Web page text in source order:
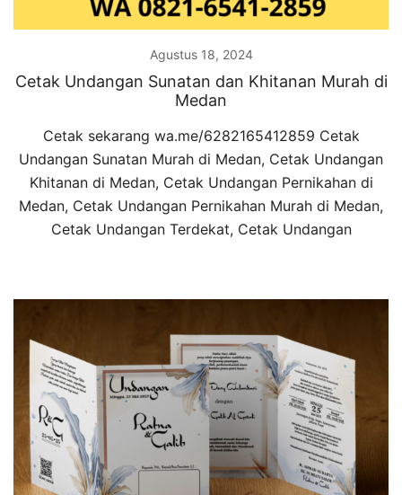
Agustus 18, 2024
Cetak Undangan Sunatan dan Khitanan Murah di
Medan
Cetak sekarang wa.me/6282165412859 Cetak
Undangan Sunatan Murah di Medan, Cetak Undangan
Khitanan di Medan, Cetak Undangan Pernikahan di
Medan, Cetak Undangan Pernikahan Murah di Medan,
Cetak Undangan Terdekat, Cetak Undangan